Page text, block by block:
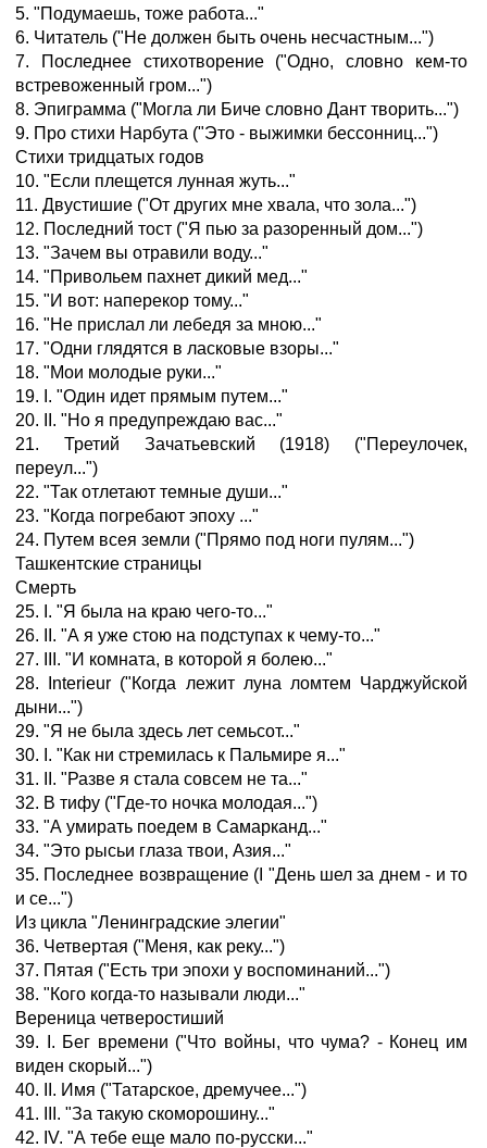
5. "Подумаешь, тоже работа..."
6. Читатель ("Не должен быть очень несчастным...")
7. Последнее стихотворение ("Одно, словно кем-то
встревоженный гром...")
8. Эпиграмма ("Могла ли Биче словно Дант творить...")
9. Про стихи Нарбута ("Это - выжимки бессонниц...")
Стихи тридцатых годов
10. "Если плещется лунная жуть..."
11. Двустишие ("От других мне хвала, что зола...")
12. Последний тост ("Я пью за разоренный дом...")
13. "Зачем вы отравили воду..."
14. "Привольем пахнет дикий мед..."
15. "И вот: наперекор тому..."
16. "Не прислал ли лебедя за мною..."
17. "Одни глядятся в ласковые взоры..."
18. "Мои молодые руки..."
19. I. "Один идет прямым путем..."
20. II. "Но я предупреждаю вас..."
21. Третий Зачатьевский (1918) ("Переулочек,
переул...")
22. "Так отлетают темные души..."
23. "Когда погребают эпоху ..."
24. Путем всея земли ("Прямо под ноги пулям...")
Ташкентские страницы
Смерть
25. I. "Я была на краю чего-то..."
26. II. "А я уже стою на подступах к чему-то..."
27. III. "И комната, в которой я болею..."
28. Interieur ("Когда лежит луна ломтем Чарджуйской
дыни...")
29. "Я не была здесь лет семьсот..."
30. I. "Как ни стремилась к Пальмире я..."
31. II. "Разве я стала совсем не та..."
32. В тифу ("Где-то ночка молодая...")
33. "А умирать поедем в Самарканд..."
34. "Это рысьи глаза твои, Азия..."
35. Последнее возвращение (I "День шел за днем - и то
и се...")
Из цикла "Ленинградские элегии"
36. Четвертая ("Меня, как реку...")
37. Пятая ("Есть три эпохи у воспоминаний...")
38. "Кого когда-то называли люди..."
Вереница четверостиший
39. I. Бег времени ("Что войны, что чума? - Конец им
виден скорый...")
40. II. Имя ("Татарское, дремучее...")
41. III. "За такую скоморошину..."
42. IV. "А тебе еще мало по-русски..."